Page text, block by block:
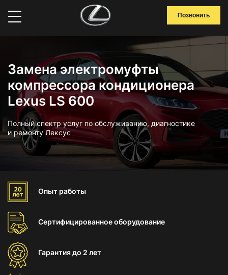
Позвонить
Замена электромуфты
компрессора кондиционера
Lexus LS 600
Полный спектр услуг по обслуживанию, диагностике
и ремонту Лексус
Опыт работы
Сертифицированноеоборудование
Гарантиядо 2 лет